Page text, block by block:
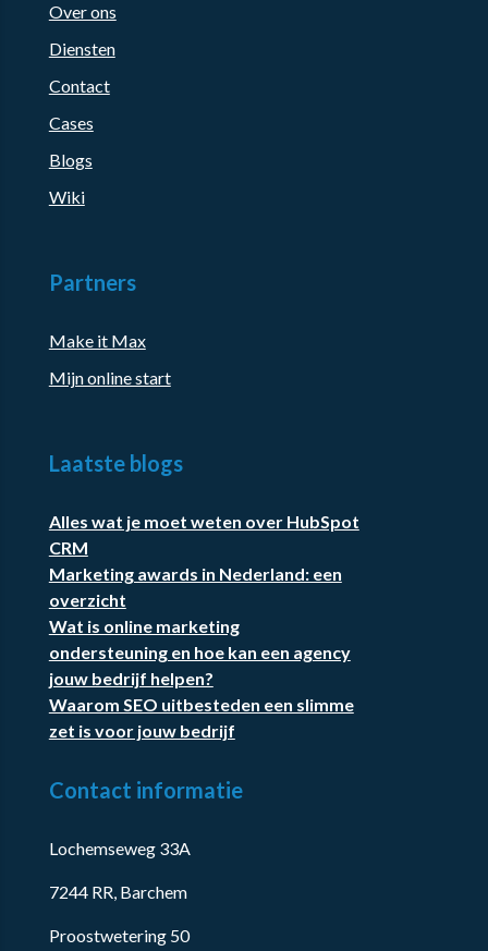
Over ons
Diensten
Contact
Cases
Blogs
Wiki
Partners
Make it Max
Mijn online start
Laatste blogs
Alles wat je moet weten over HubSpot
CRM
Marketing awards in Nederland: een
overzicht
Wat is online marketing
ondersteuning en hoe kan een agency
jouw bedrijf helpen?
Waarom SEO uitbesteden een slimme
zet is voor jouw bedrijf
Contact informatie
Lochemseweg 33A
7244 RR, Barchem
Proostwetering 50